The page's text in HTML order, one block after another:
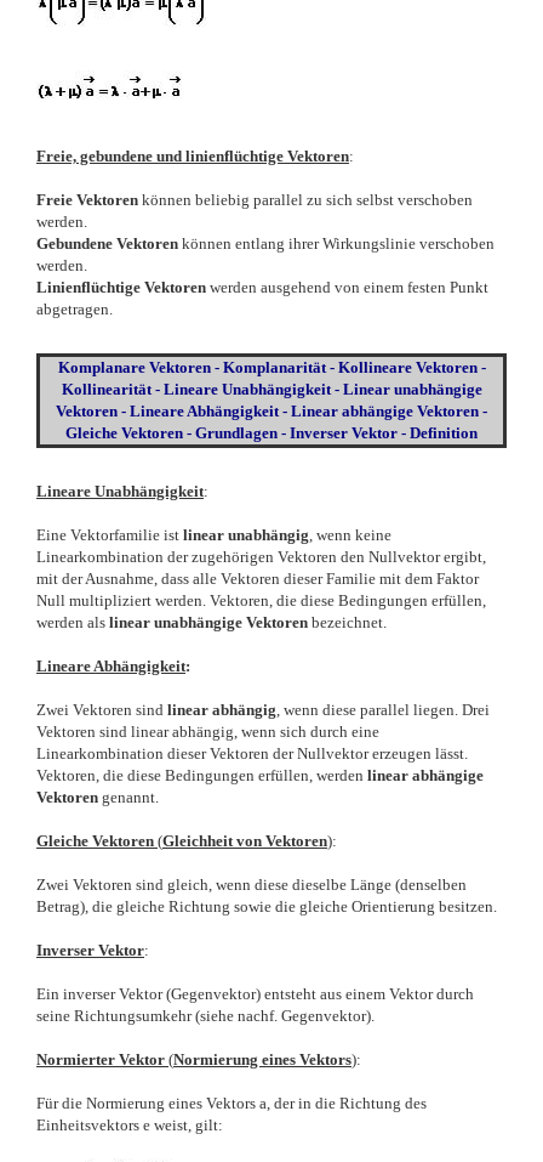
Freie, gebundene und linienflüchtige Vektoren:
Freie Vektoren können beliebig parallel zu sich selbst verschoben
werden.
Gebundene Vektoren können entlang ihrer Wirkungslinie verschoben
werden.
Linienflüchtige Vektoren werden ausgehend von einem festen Punkt
abgetragen.
Komplanare Vektoren - Komplanarität - Kollineare Vektoren -
Kollinearität - Lineare Unabhängigkeit - Linear unabhängige
Vektoren - Lineare Abhängigkeit - Linear abhängige Vektoren -
Gleiche Vektoren - Grundlagen - Inverser Vektor - Definition
Lineare Unabhängigkeit:
Eine Vektorfamilie ist linear unabhängig , wenn keine
Linearkombination der zugehörigen Vektoren den Nullvektor ergibt,
mit der Ausnahme, dass alle Vektoren dieser Familie mit dem Faktor
Null multipliziert werden. Vektoren, die diese Bedingungen erfüllen,
werden als linear unabhängige Vektoren bezeichnet.
Lineare Abhängigkeit:
Zwei Vektoren sind linear abhängig , wenn diese parallel liegen. Drei
Vektoren sind linear abhängig, wenn sich durch eine
Linearkombination dieser Vektoren der Nullvektor erzeugen lässt.
Vektoren, die diese Bedingungen erfüllen, werden linear abhängige
Vektoren genannt.
Gleiche Vektoren (Gleichheit von Vektoren):
Zwei Vektoren sind gleich, wenn diese dieselbe Länge (denselben
Betrag), die gleiche Richtung sowie die gleiche Orientierung besitzen.
Inverser Vektor:
Ein inverser Vektor (Gegenvektor) entsteht aus einem Vektor durch
seine Richtungsumkehr (siehe nachf. Gegenvektor).
Normierter Vektor (Normierung eines Vektors):
Für die Normierung eines Vektors a, der in die Richtung des
Einheitsvektors e weist, gilt: